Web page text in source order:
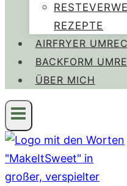
REZEPTE
AIRFRYER
BACKFORM
ÜBER MICH